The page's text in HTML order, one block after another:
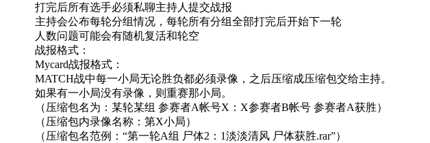
打完后所有选手必须私聊主持人提交战报
主持会公布每轮分组情况，每轮所有分组全部打完后开始下一轮
人数问题可能会有随机复活和轮空
战报格式：
Mycard战报格式：
MATCH战中每一小局无论胜负都必须录像，之后压缩成压缩包交给主持。
如果有一小局没有录像，则重赛那小局。
（压缩包名为：某轮某组 参赛者A帐号X：X参赛者B帐号 参赛者A获胜）
（压缩包内录像名称：第X小局）
（压缩包名范例：“第一轮A组 尸体2：1淡淡清风 尸体获胜.rar”）